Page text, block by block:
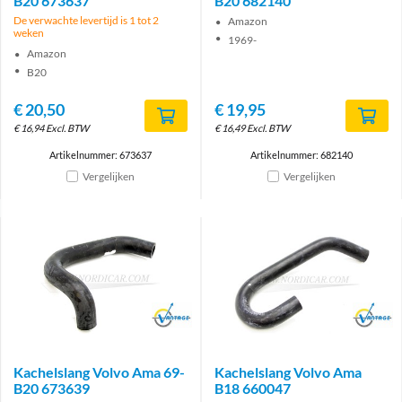
De verwachte levertijd is 1 tot 2
weken
Amazon
B20
€20,50
€16,94 Excl. BTW
Artikelnummer: 673637
Vergelijken
Amazon
1969-
€19,95
€16,49 Excl. BTW
Artikelnummer: 682140
Vergelijken
Brand
Kachelslang Volvo Ama 69-
B20 673639
Brand
Kachelslang Volvo Ama
B18 660047